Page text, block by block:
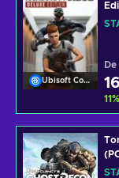
Ubisoft Connect
De
11%